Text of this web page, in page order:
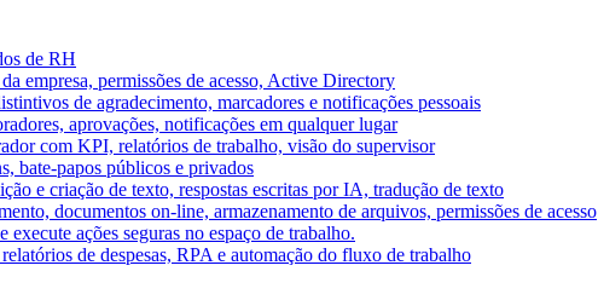
de RH
empresa, permissões de acesso, Active Directory
de agradecimento, marcadores e notificações pessoais
aprovações, notificações em qualquer lugar
com KPI, relatórios de trabalho, visão do supervisor
bate-papos públicos e privados
e criação de texto, respostas escritas por IA, tradução de texto
documentos on-line, armazenamento de arquivos, permissões de acesso
ações seguras no espaço de trabalho.
de despesas, RPA e automação do fluxo de trabalho